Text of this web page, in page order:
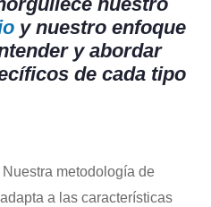
y nuestro enfoque
y abordar
de cada tipo
Nuestra metodología de
a las características